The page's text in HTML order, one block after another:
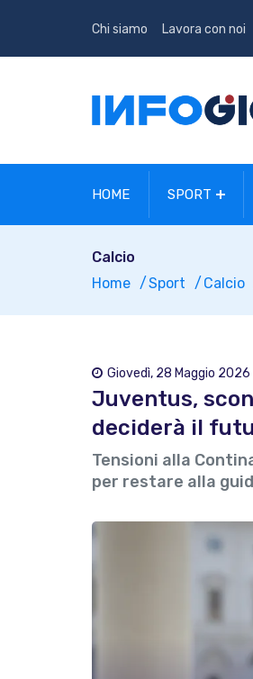
Chi siamo Lavora con noi
HOME SPORT
Calcio
Home
Sport Calcio
Giovedì, 28 Maggio 2026
Juventus,
deciderà il
Tensioni alla
per restare alla